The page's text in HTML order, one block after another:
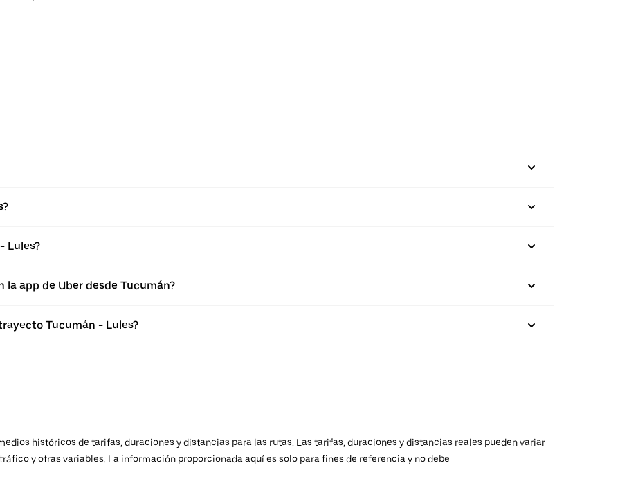
Lules?
app de Uber desde Tucumán?
Tucumán - Lules?
históricos de tarifas, duraciones y distancias para las rutas. Las tarifas, duraciones y distancias reales pueden variar
y otras variables. La información proporcionada aquí es solo para fines de referencia y no debe